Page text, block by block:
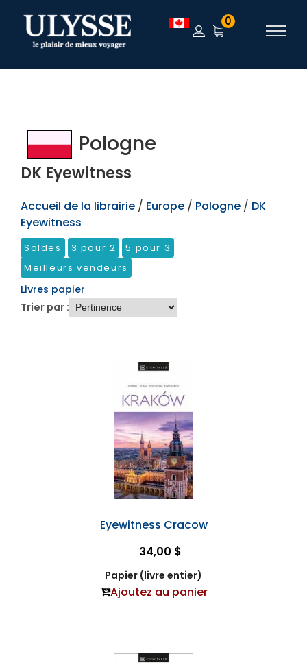
TEST 0
Pologne
DK Eyewitness
Accueil de la librairie / Europe / Pologne / DK
Eyewitness
Soldes 3 pour 2
5 pour 3
Meilleurs vendeurs
Livres papier
Trier par :
Eyewitness Cracow
34,00 $
Papier (livre entier)
Ajoutez au panier